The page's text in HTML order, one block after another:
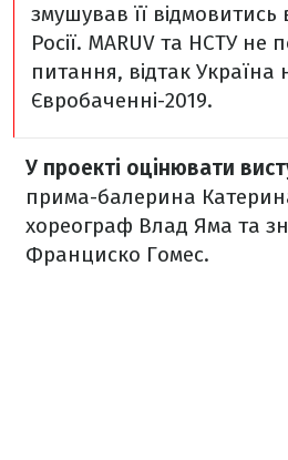
змушував її відмовитись
Росії. MARUV та НСТУ не
питання, відтак Україна
Євробаченні-2019.
У проекті оцінювати
прима-балерина
хореограф Влад Яма та
Франциско Гомес.